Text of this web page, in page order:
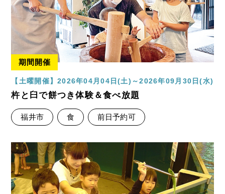
期間開催
【土曜開催】2026年04月04日(土)～2026年09月30日(水)
杵と臼で餅つき体験＆食べ放題
福井市 食 前日予約可